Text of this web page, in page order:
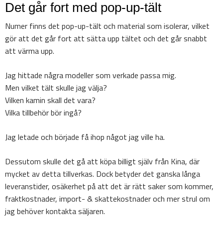
Det går fort med pop-up-tält
Numer finns det pop-up-tält och material som isolerar, vilket
gör att det går fort att sätta upp tältet och det går snabbt
att värma upp.
Jag hittade några modeller som verkade passa mig.
Men vilket tält skulle jag välja?
Vilken kamin skall det vara?
Vilka tillbehör bör ingå?
Jag letade och började få ihop något jag ville ha.
Dessutom skulle det gå att köpa billigt själv från Kina, där
mycket av detta tillverkas. Dock betyder det ganska långa
leveranstider, osäkerhet på att det är rätt saker som kommer,
fraktkostnader, import- & skattekostnader och mer strul om
jag behöver kontakta säljaren.